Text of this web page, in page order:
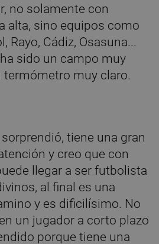
no solamente con
alta, sino equipos como
Rayo, Cádiz, Osasuna...
sido un campo muy
termómetro muy claro.
tiene una gran
y creo que con
llegar a ser futbolista
al final es una
y es dificilísimo. No
un jugador a corto plazo
porque tiene una